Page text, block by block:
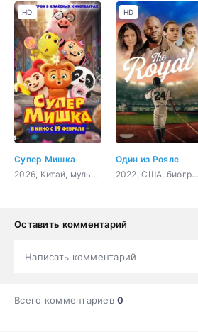
Супер Мишка
2026, Китай, мультфильм, приключения, фантастика, детский
HD
Один из Роялс
2022, США, биография, спорт
HD
Оставить комментарий
Написать комментарий
Всего комментариев0